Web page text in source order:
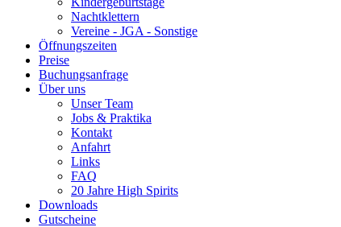
Nachtklettern
Vereine - JGA - Sonstige
Öffnungszeiten
Preise
Buchungsanfrage
Über uns
Unser Team
Jobs & Praktika
Kontakt
Anfahrt
Links
FAQ
20 Jahre High Spirits
Downloads
Gutscheine